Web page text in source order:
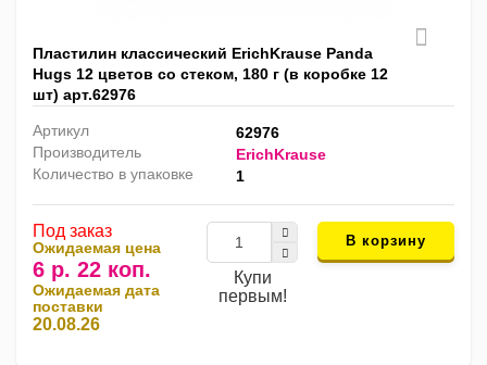
Пластилин классический ErichKrause Panda
Hugs 12 цветов со стеком, 180 г (в коробке 12
шт) арт.62976
Артикул
62976
Производитель
ErichKrause
Количество в упаковке
1
Под заказ
Ожидаемая цена
6 р. 22 коп.
Ожидаемая дата
поставки
20.08.26
Купи
первым!
В корзину